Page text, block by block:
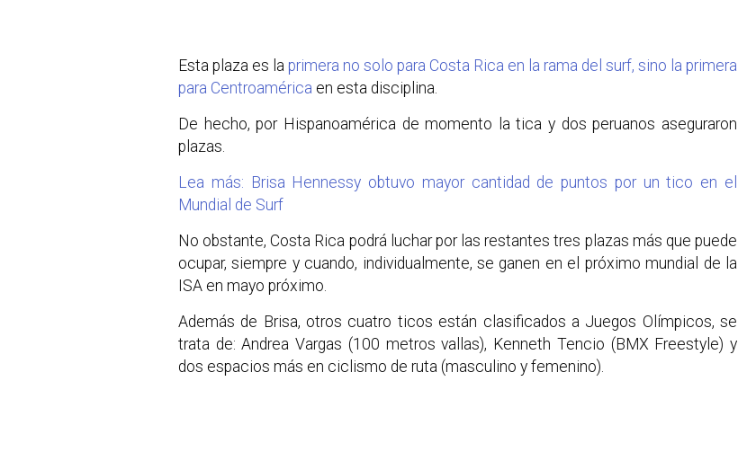
Esta plaza es la primera no solo para Costa Rica en la rama del surf, sino la primera
para Centroamérica en esta disciplina.
De hecho, por Hispanoamérica de momento la tica y dos peruanos aseguraron
plazas.
Lea más: Brisa Hennessy obtuvo mayor cantidad de puntos por un tico en el
Mundial de Surf
No obstante, Costa Rica podrá luchar por las restantes tres plazas más que puede
ocupar, siempre y cuando, individualmente, se ganen en el próximo mundial de la
ISA en mayo próximo.
Además de Brisa, otros cuatro ticos están clasificados a Juegos Olímpicos, se
trata de: Andrea Vargas (100 metros vallas), Kenneth Tencio (BMX Freestyle) y
dos espacios más en ciclismo de ruta (masculino y femenino).